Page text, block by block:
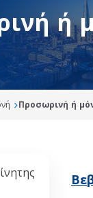
ή
Προσωρινή ή